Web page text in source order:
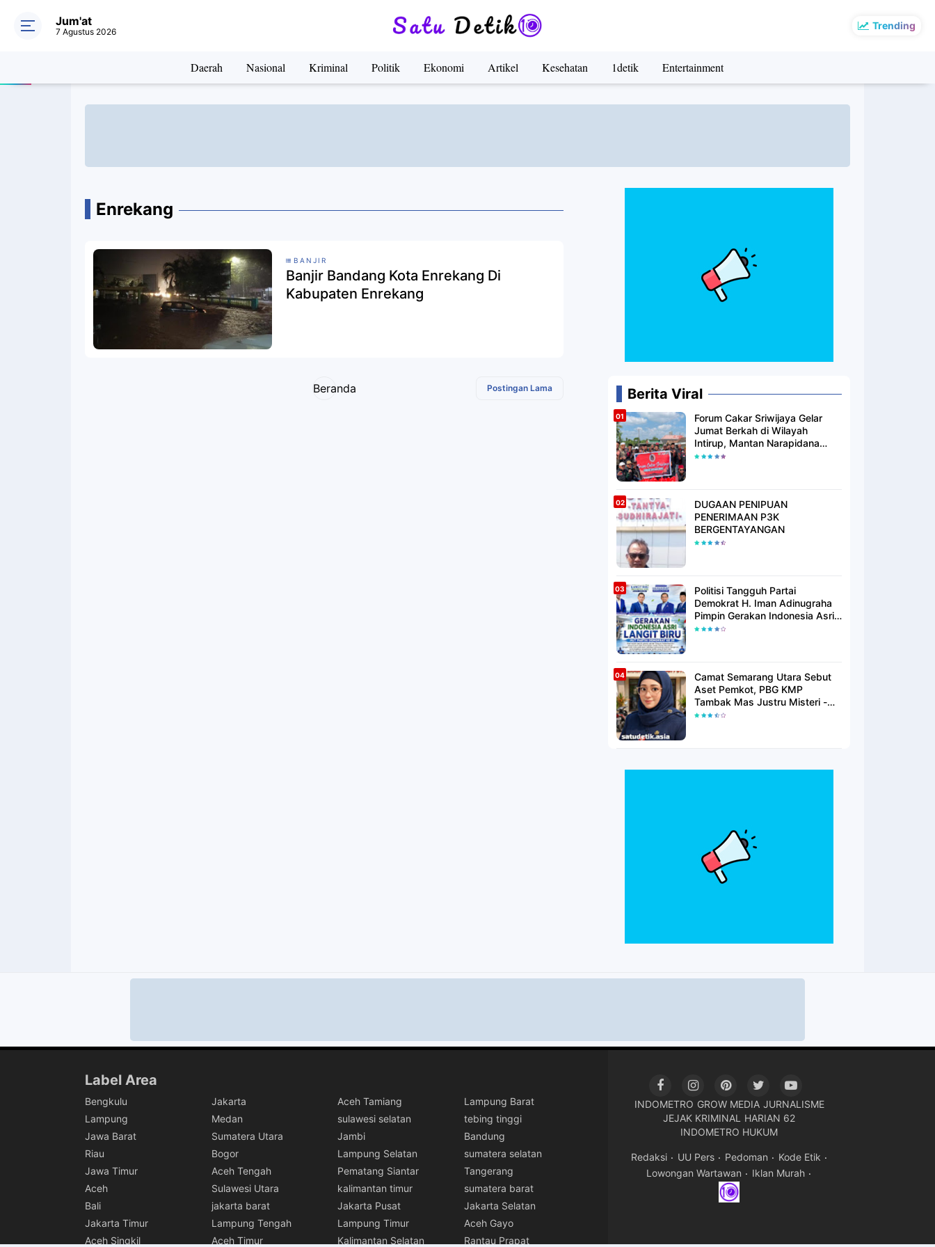
Trending
Jum'at
7 Agustus 2026
Daerah Nasional Kriminal Politik Ekonomi Artikel Kesehatan 1detik Entertainment
Enrekang
BANJIR
Banjir Bandang Kota Enrekang Di
Kabupaten Enrekang
Postingan Lama
Beranda Berita Viral
Forum Cakar Sriwijaya Gelar
Jumat Berkah di Wilayah
Intirup, Mantan Narapidana
yang Telah Berhijrah Turut
DUGAAN PENIPUAN
PENERIMAAN P3K
BERGENTAYANGAN
Politisi Tangguh Partai
Demokrat H. Iman Adinugraha
Pimpin Gerakan Indonesia Asri
Langit Biru Di Pantai Citepus
Camat Semarang Utara Sebut
Aset Pemkot, PBG KMP
Tambak Mas Justru Misteri -
Warga Menunggu Kepastian
Label Area
Bengkulu Jakarta Aceh Tamiang
Lampung Barat
Lampung
Medan sulawesi selatan
tebing tinggi
Jawa Barat
Sumatera Utara Jambi
Bandung
Riau
Bogor Lampung Selatan
sumatera selatan
Jawa Timur
Aceh Tengah Pematang Siantar
Tangerang
Aceh
Sulawesi Utara kalimantan timur
sumatera barat
Bali
jakarta barat Jakarta Pusat
Jakarta Selatan
Jakarta Timur
Lampung Tengah Lampung Timur
Aceh Gayo
Aceh Singkil
Aceh Timur Kalimantan Selatan Rantau Prapat
INDOMETRO GROW MEDIA JURNALISME
JEJAK KRIMINAL
HARIAN 62
INDOMETRO HUKUM
Redaksi UU Pers Pedoman
Kode Etik
Lowongan Wartawan
Iklan Murah